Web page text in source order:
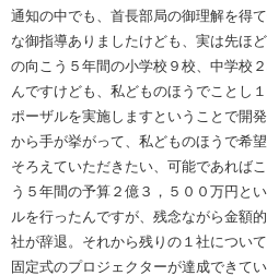
通知の中でも、首長部局の御理解を得
な御指導ありましたけども、実は先ほ
の向こう５年間の小学校９校、中学校
んですけども、私どものほうでことし
ポーザルを実施しますということで開
から手が挙がって、私どものほうで希
そろえていただきたい、可能であれば
う５年間の予算２億３，５００万円と
ルを行ったんですが、残念ながら金額
社が辞退。それから残りの１社につい
固定式のプロジェクターが達成できて